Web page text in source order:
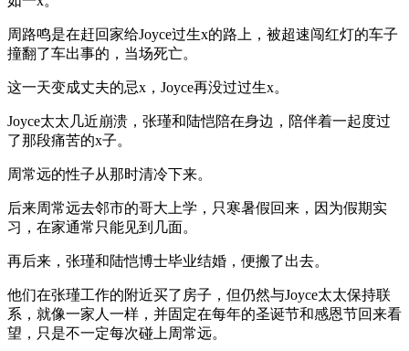
周路鸣是在赶回家给Joyce过生x的路上，被超速闯红灯的车子
撞翻了车出事的，当场死亡。
这一天变成丈夫的忌x，Joyce再没过过生x。
Joyce太太几近崩溃，张瑾和陆恺陪在身边，陪伴着一起度过
了那段痛苦的x子。
周常远的性子从那时清冷下来。
后来周常远去邻市的哥大上学，只寒暑假回来，因为假期实
习，在家通常只能见到几面。
再后来，张瑾和陆恺博士毕业结婚，便搬了出去。
他们在张瑾工作的附近买了房子，但仍然与Joyce太太保持联
系，就像一家人一样，并固定在每年的圣诞节和感恩节回来看
望，只是不一定每次碰上周常远。